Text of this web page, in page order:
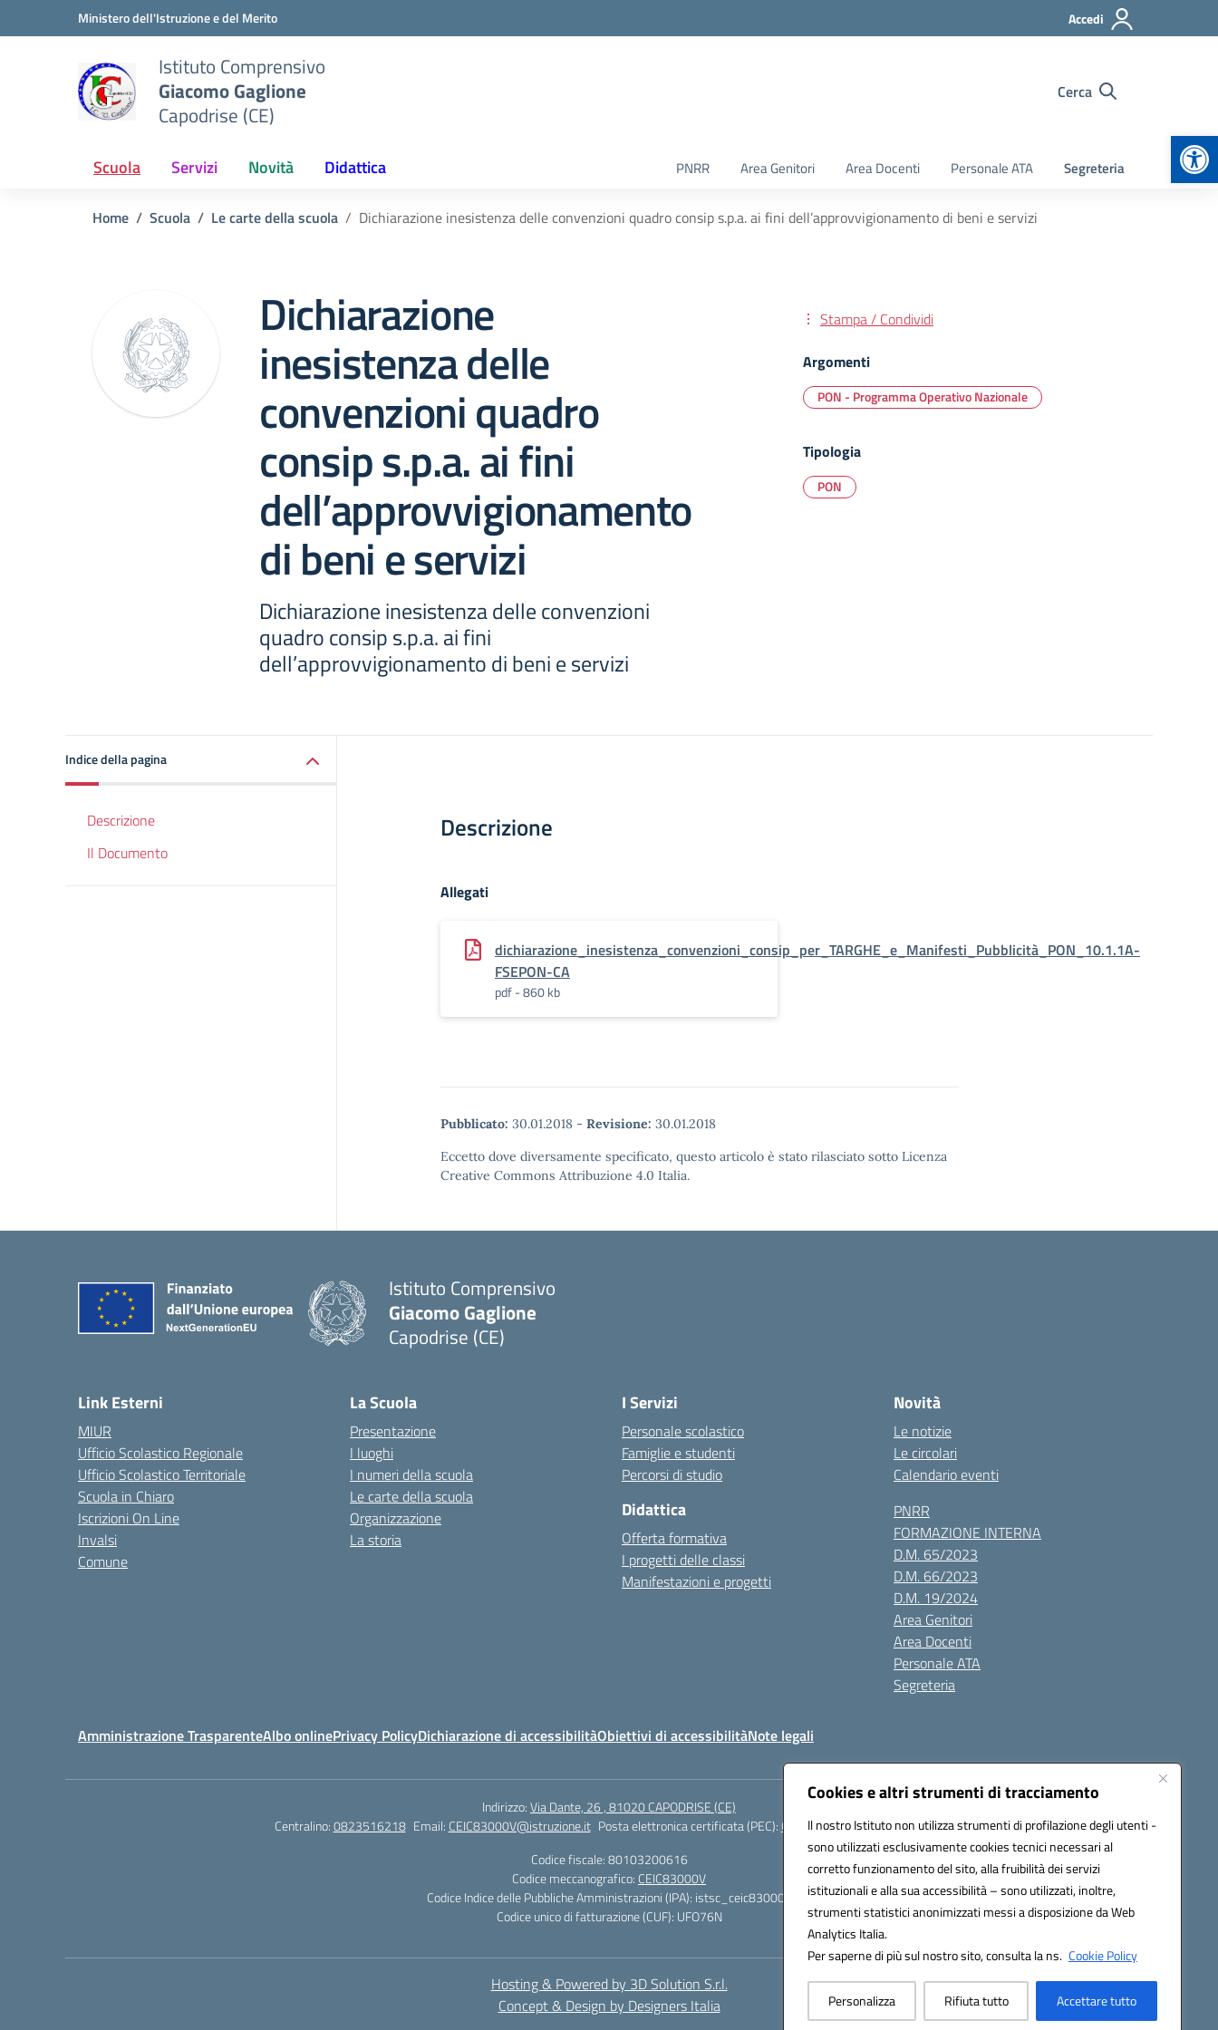
Cookies e altri strumenti di tracciamento
Il nostro Istituto non utilizza strumenti di profilazione degli utenti -
sono utilizzati esclusivamente cookies tecnici necessari al
corretto funzionamento del sito, alla fruibilità dei servizi
istituzionali e alla sua accessibilità – sono utilizzati, inoltre,
strumenti statistici anonimizzati messi a disposizione da Web
Analytics Italia.
Per saperne di più sul nostro sito, consulta la ns. Cookie Policy
Personalizza Rifiuta tutto Accettare tutto
Vai ai contenuti
Vai al menu di navigazioneMinistero dell'Istruzione e del Merito Accedi
Istituto Comprensivo
Giacomo Gaglione
Capodrise (CE)
Cerca
Scuola Servizi Novità Didattica PNRR Area Genitori Area Docenti Personale ATA Segreteria
Home Scuola Le carte della scuola Dichiarazione inesistenza delle convenzioni quadro consip s.p.a. ai fini dell’approvvigionamento di beni e servizi
Dichiarazione
inesistenza delle
convenzioni quadro
consip s.p.a. ai fini
dell’approvvigionamento
di beni e servizi
Dichiarazione inesistenza delle convenzioni
quadro consip s.p.a. ai fini
dell’approvvigionamento di beni e servizi
Stampa / Condividi
Argomenti
PON - Programma Operativo Nazionale
Tipologia
PON
Indice della pagina
Descrizione
Il Documento
Descrizione
Allegati
dichiarazione_inesistenza_convenzioni_consip_per_TARGHE_e_Manifesti_Pubblicità_PON_10.1.1A-
FSEPON-CA
pdf - 860 kb
Pubblicato: 30.01.2018 - Revisione: 30.01.2018
Eccetto dove diversamente specificato, questo articolo è stato rilasciato sotto Licenza
Creative Commons Attribuzione 4.0 Italia.
Istituto Comprensivo
Giacomo Gaglione
Capodrise (CE)
Link Esterni
MIUR
Ufficio Scolastico Regionale
Ufficio Scolastico Territoriale
Scuola in Chiaro
Iscrizioni On Line
Invalsi
Comune
La Scuola
Presentazione
I luoghi
I numeri della scuola
Le carte della scuola
Organizzazione
La storia
I Servizi
Personale scolastico
Famiglie e studenti
Percorsi di studio
Didattica
Offerta formativa
I progetti delle classi
Manifestazioni e progetti
Novità
Le notizie
Le circolari
Calendario eventi
PNRR
FORMAZIONE INTERNA
D.M. 65/2023
D.M. 66/2023
D.M. 19/2024
Area Genitori
Area Docenti
Personale ATA
Segreteria
Amministrazione TrasparenteAlbo onlinePrivacy PolicyDichiarazione di accessibilitàObiettivi di accessibilitàNote legali
Indirizzo:Via Dante, 26 , 81020 CAPODRISE (CE)
Centralino:0823516218 Email: CEIC83000V@istruzione.it Posta elettronica certificata (PEC): CEIC83000V@pec.istruzione.it
Codice fiscale: 80103200616
Codice meccanografico: CEIC83000V
Codice Indice delle Pubbliche Amministrazioni (IPA): istsc_ceic83000v
Codice unico di fatturazione (CUF): UFO76N
Hosting & Powered by 3D Solution S.r.l.
Concept & Design by Designers Italia